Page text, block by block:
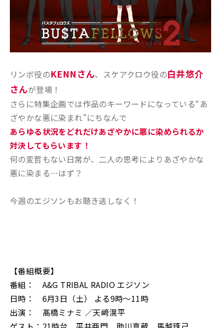
リンボ役のKENNさん、スケアクロウ役の白井悠介
さんが登場！
さらに特集企画では作品のキーワードになっている“あ
ざやかな悪に染まれ”にちなんで
あらゆる状況をどれだけあざやかに悪に染められるか
対決してもらいます！
何の変哲もない日常が、二人の思考によりあざやかな
悪に染まる…はず？
今週のエジソンもお聴き逃しなく！
【番組概要】
番組： A&G TRIBAL RADIO エジソン
日時： 6月3日（土） よる9時～11時
出演： 髙橋ミナミ ／天﨑滉平